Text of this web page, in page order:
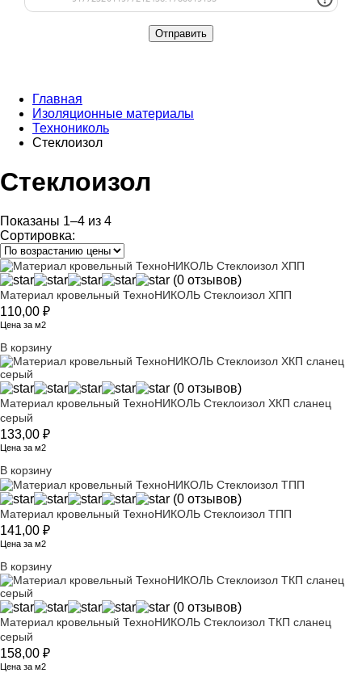
Главная
Изоляционные материалы
Технониколь
Стеклоизол
Стеклоизол
Показаны 1–4 из 4
Сортировка:
(0 отзывов)
Материал кровельный ТехноНИКОЛЬ Стеклоизол ХПП
110,00 ₽
Цена за м2
В корзину
(0 отзывов)
Материал кровельный ТехноНИКОЛЬ Стеклоизол ХКП сланец
серый
133,00 ₽
Цена за м2
В корзину
(0 отзывов)
Материал кровельный ТехноНИКОЛЬ Стеклоизол ТПП
141,00 ₽
Цена за м2
В корзину
(0 отзывов)
Материал кровельный ТехноНИКОЛЬ Стеклоизол ТКП сланец
серый
158,00 ₽
Цена за м2